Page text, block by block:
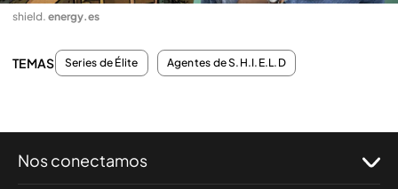
shield. energy.es
TEMAS Series de Élite Agentes de S.H.I.E.L.D
Nos conectamos